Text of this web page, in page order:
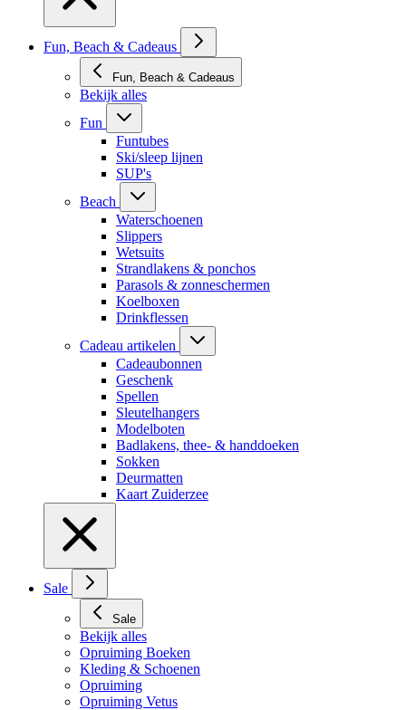
Fun, Beach & Cadeaus
Fun, Beach & Cadeaus
Bekijk alles
Fun
Funtubes
Ski/sleep lijnen
SUP's
Beach
Waterschoenen
Slippers
Wetsuits
Strandlakens & ponchos
Parasols & zonneschermen
Koelboxen
Drinkflessen
Cadeau artikelen
Cadeaubonnen
Geschenk
Spellen
Sleutelhangers
Modelboten
Badlakens, thee- & handdoeken
Sokken
Deurmatten
Kaart Zuiderzee
Sale
Sale
Bekijk alles
Opruiming Boeken
Kleding & Schoenen
Opruiming
Opruiming Vetus